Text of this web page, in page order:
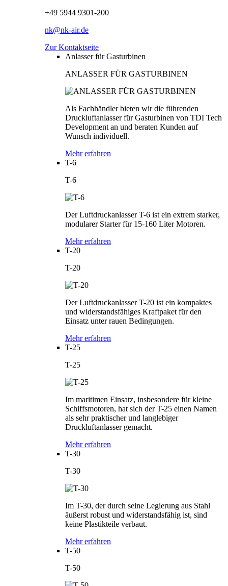
+49 5944 9301-200
nk@nk-air.de
Zur Kontaktseite
Anlasser für Gasturbinen
ANLASSER FÜR GASTURBINEN
Als Fachhändler bieten wir die führenden
Druckluftanlasser für Gasturbinen von TDI Tech
Development an und beraten Kunden auf
Wunsch individuell.
Mehr erfahren
T-6
T-6
Der Luftdruckanlasser T-6 ist ein extrem starker,
modularer Starter für 15-160 Liter Motoren.
Mehr erfahren
T-20
T-20
Der Luftdruckanlasser T-20 ist ein kompaktes
und widerstandsfähiges Kraftpaket für den
Einsatz unter rauen Bedingungen.
Mehr erfahren
T-25
T-25
Im maritimen Einsatz, insbesondere für kleine
Schiffsmotoren, hat sich der T-25 einen Namen
als sehr praktischer und langlebiger
Druckluftanlasser gemacht.
Mehr erfahren
T-30
T-30
Im T-30, der durch seine Legierung aus Stahl
äußerst robust und widerstandsfähig ist, sind
keine Plastikteile verbaut.
Mehr erfahren
T-50
T-50